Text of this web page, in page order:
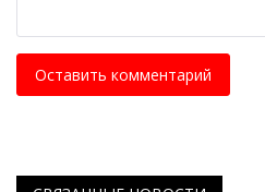
Оставить комментарий